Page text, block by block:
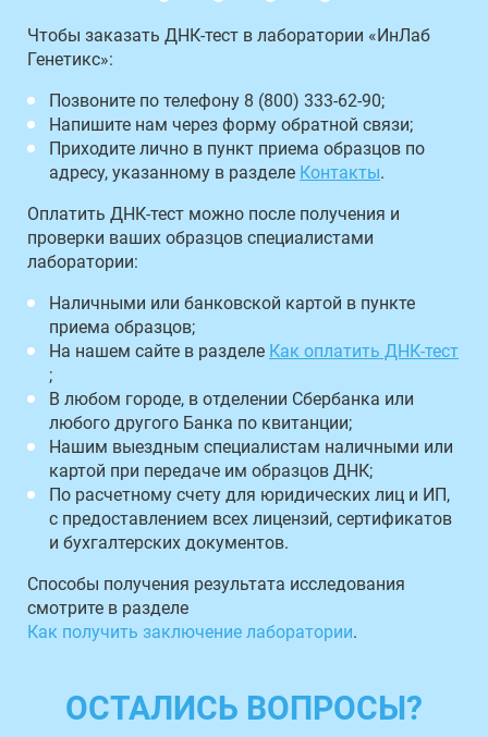
Чтобы заказать ДНК-тест в лаборатории «ИнЛаб
Генетикс»:
Позвоните по телефону 8 (800) 333-62-90;
Напишите нам через форму обратной связи;
Приходите лично в пункт приема образцов по
адресу, указанному в разделе Контакты.
Оплатить ДНК-тест можно после получения и
проверки ваших образцов специалистами
лаборатории:
Наличными или банковской картой в пункте
приема образцов;
На нашем сайте в разделе Как оплатить ДНК-тест
;
В любом городе, в отделении Сбербанка или
любого другого Банка по квитанции;
Нашим выездным специалистам наличными или
картой при передаче им образцов ДНК;
По расчетному счету для юридических лиц и ИП,
с предоставлением всех лицензий, сертификатов
и бухгалтерских документов.
Способы получения результата исследования
смотрите в разделе
Как получить заключение лаборатории.
ОСТАЛИСЬ ВОПРОСЫ?